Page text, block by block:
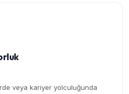
veya kariyer yolculuğunda